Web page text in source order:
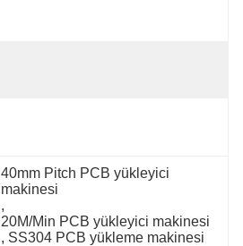
40mm Pitch PCB yükleyici
makinesi
,
20M/Min PCB yükleyici makinesi
, SS304 PCB yükleme makinesi